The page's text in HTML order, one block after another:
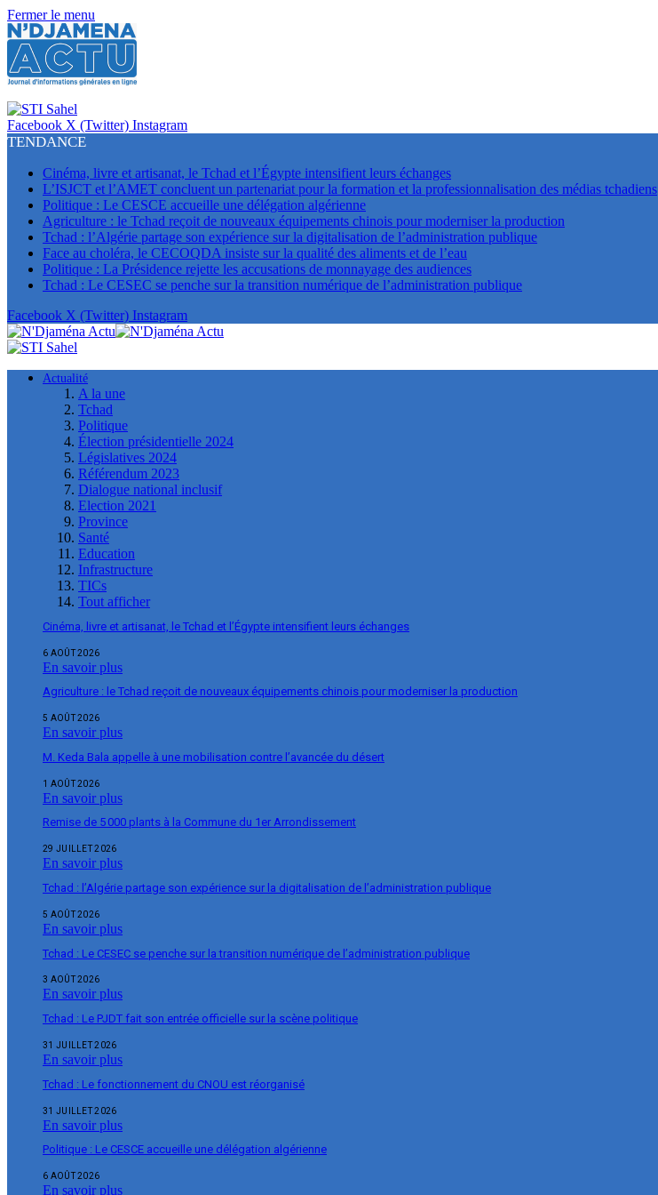
Fermer le menu
Facebook X (Twitter) Instagram
TENDANCE
Cinéma, livre et artisanat, le Tchad et l’Égypte intensifient leurs échanges
L’ISJCT et l’AMET concluent un partenariat pour la formation et la professionnalisation des médias tchadiens
Politique : Le CESCE accueille une délégation algérienne
Agriculture : le Tchad reçoit de nouveaux équipements chinois pour moderniser la production
Tchad : l’Algérie partage son expérience sur la digitalisation de l’administration publique
Face au choléra, le CECOQDA insiste sur la qualité des aliments et de l’eau
Politique : La Présidence rejette les accusations de monnayage des audiences
Tchad : Le CESEC se penche sur la transition numérique de l’administration publique
Facebook X (Twitter) Instagram
Actualité
A la une
Tchad
Politique
Élection présidentielle 2024
Législatives 2024
Référendum 2023
Dialogue national inclusif
Election 2021
Province
Santé
Education
Infrastructure
TICs
Tout afficher
Cinéma, livre et artisanat, le Tchad et l’Égypte intensifient leurs échanges
6 AOÛT 2026
En savoir plus
Agriculture : le Tchad reçoit de nouveaux équipements chinois pour moderniser la production
5 AOÛT 2026
En savoir plus
M. Keda Bala appelle à une mobilisation contre l’avancée du désert
1 AOÛT 2026
En savoir plus
Remise de 5 000 plants à la Commune du 1er Arrondissement
29 JUILLET 2026
En savoir plus
Tchad : l’Algérie partage son expérience sur la digitalisation de l’administration publique
5 AOÛT 2026
En savoir plus
Tchad : Le CESEC se penche sur la transition numérique de l’administration publique
3 AOÛT 2026
En savoir plus
Tchad : Le PJDT fait son entrée officielle sur la scène politique
31 JUILLET 2026
En savoir plus
Tchad : Le fonctionnement du CNOU est réorganisé
31 JUILLET 2026
En savoir plus
Politique : Le CESCE accueille une délégation algérienne
6 AOÛT 2026
En savoir plus